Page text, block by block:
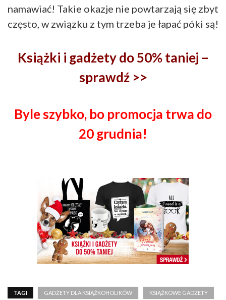
namawiać! Takie okazje nie powtarzają się zbyt
często, w związku z tym trzeba je łapać póki są!
Książki i gadżety do 50% taniej –
sprawdź >>
Byle szybko, bo promocja trwa do
20 grudnia!
TAGI GADŻETY DLA KSIĄŻKOHOLIKÓW KSIĄŻKOWE GADŻETY